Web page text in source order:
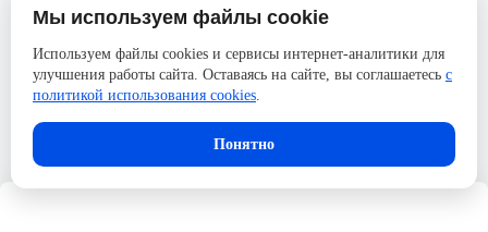
Производитель
Серия
CLASSix
Категория
Количество портов
48
Тип портов
RJ45
Пожалуйста, авторизуйтесь, чтобы иметь
возможность оставлять вопросы.
Представленные изображения и характеристики могут отличаться от реального
без предварительного уведомления. Компания АйДистрибьют не несёт
ответственности в случае не соответствия текущей модели товаров фотографиям,
размещённым в карточке товара.
Мы используем файлы cookie
Используем файлы cookies и сервисы интернет-аналитики для
улучшения работы сайта. Оставаясь на сайте, вы соглашаетесь с
политикой использования cookies.
Понятно